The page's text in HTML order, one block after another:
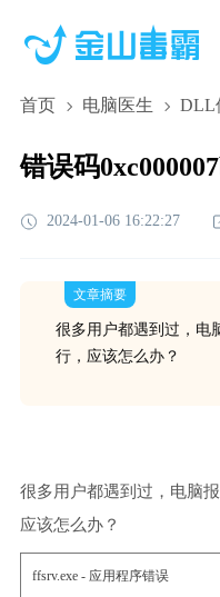
首页 电脑医生 DLL
错误码
2024-01-06 16:22:27
文章摘要
很多用户都遇到过，电
行，应该怎么办？
很多用户都遇到过，电脑
应该怎么办？
ffsrv.exe - 应用程序错误